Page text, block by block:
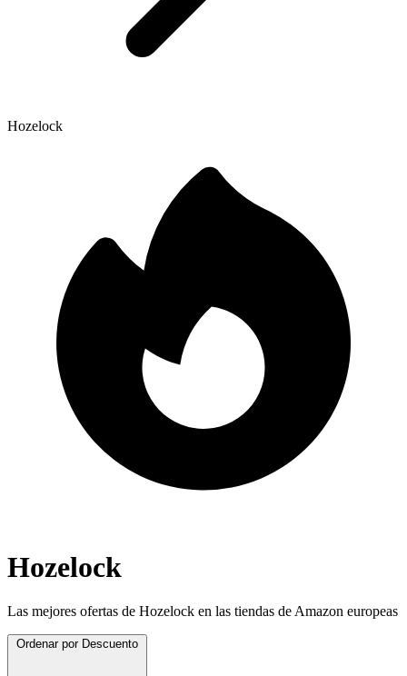
Hozelock
Hozelock
Las mejores ofertas de Hozelock en las tiendas de Amazon europeas
Ordenar por Descuento